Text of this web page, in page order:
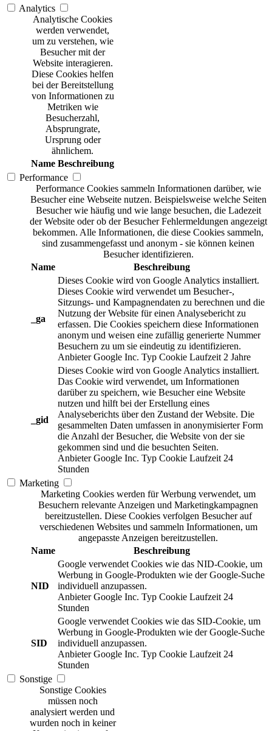
Analytics
Analytische Cookies
werden verwendet,
um zu verstehen, wie
Besucher mit der
Website interagieren.
Diese Cookies helfen
bei der Bereitstellung
von Informationen zu
Metriken wie
Besucherzahl,
Absprungrate,
Ursprung oder
ähnlichem.
Name Beschreibung
Performance
Performance Cookies sammeln Informationen darüber, wie
Besucher eine Webseite nutzen. Beispielsweise welche Seiten
Besucher wie häufig und wie lange besuchen, die Ladezeit
der Website oder ob der Besucher Fehlermeldungen angezeigt
bekommen. Alle Informationen, die diese Cookies sammeln,
sind zusammengefasst und anonym - sie können keinen
Besucher identifizieren.
Name
Beschreibung
_ga
Dieses Cookie wird von Google Analytics installiert.
Dieses Cookie wird verwendet um Besucher-,
Sitzungs- und Kampagnendaten zu berechnen und die
Nutzung der Website für einen Analysebericht zu
erfassen. Die Cookies speichern diese Informationen
anonym und weisen eine zufällig generierte Nummer
Besuchern zu um sie eindeutig zu identifizieren.
Anbieter Google Inc. Typ Cookie Laufzeit 2 Jahre
_gid
Dieses Cookie wird von Google Analytics installiert.
Das Cookie wird verwendet, um Informationen
darüber zu speichern, wie Besucher eine Website
nutzen und hilft bei der Erstellung eines
Analyseberichts über den Zustand der Website. Die
gesammelten Daten umfassen in anonymisierter Form
die Anzahl der Besucher, die Website von der sie
gekommen sind und die besuchten Seiten.
Anbieter Google Inc. Typ Cookie Laufzeit 24
Stunden
Marketing
Marketing Cookies werden für Werbung verwendet, um
Besuchern relevante Anzeigen und Marketingkampagnen
bereitzustellen. Diese Cookies verfolgen Besucher auf
verschiedenen Websites und sammeln Informationen, um
angepasste Anzeigen bereitzustellen.
Name
Beschreibung
NID
Google verwendet Cookies wie das NID-Cookie, um
Werbung in Google-Produkten wie der Google-Suche
individuell anzupassen.
Anbieter Google Inc. Typ Cookie Laufzeit 24
Stunden
SID
Google verwendet Cookies wie das SID-Cookie, um
Werbung in Google-Produkten wie der Google-Suche
individuell anzupassen.
Anbieter Google Inc. Typ Cookie Laufzeit 24
Stunden
Sonstige
Sonstige Cookies
müssen noch
analysiert werden und
wurden noch in keiner